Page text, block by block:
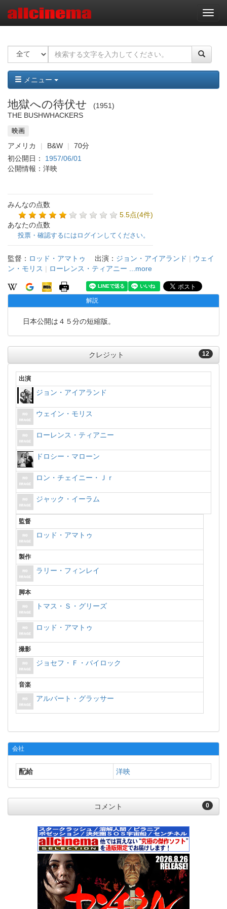
ナ
ビ
ー
ョ
ン
メニュー
地獄への待伏せ
1951
THE BUSHWHACKERS
映画
アメリカ B&W
70分
初公開日： 1957/06/01
公開情報：洋映
みんなの点数
5.5点(4件)
あなたの点数
投票・確認するにはログインしてください。
監督： ロッド・アマトゥ 出演： ジョン・アイアランド | ウェイ
ン・モリス | ローレンス・ティアニー ...more
解説
日本公開は４５分の短縮版。
12
クレジット
出演
ジョン・アイアランド
ウェイン・モリス
ローレンス・ティアニー
ドロシー・マローン
ロン・チェイニー・Ｊｒ
ジャック・イーラム
監督
ロッド・アマトゥ
製作
ラリー・フィンレイ
脚本
トマス・Ｓ・グリーズ
ロッド・アマトゥ
撮影
ジョセフ・Ｆ・バイロック
音楽
アルバート・グラッサー
会社
配給 洋映
0
コメント